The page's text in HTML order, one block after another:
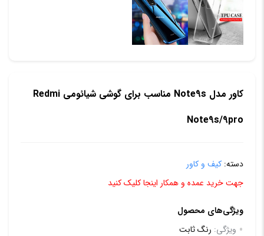
کاور مدل Note9s مناسب برای گوشی شیائومی Redmi
Note9s/9pro
دسته: کیف و کاور
جهت خرید عمده و همکار اینجا کلیک کنید
ویژگی‌های محصول
ویژگی: رنگ ثابت